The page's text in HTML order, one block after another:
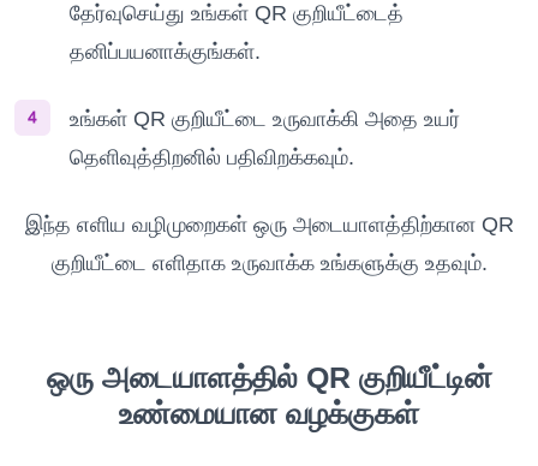
தேர்வுசெய்து உங்கள் QR குறியீட்டைத்
தனிப்பயனாக்குங்கள்.
உங்கள் QR குறியீட்டை உருவாக்கி அதை உயர்
தெளிவுத்திறனில் பதிவிறக்கவும்.
இந்த எளிய வழிமுறைகள் ஒரு அடையாளத்திற்கான QR
குறியீட்டை எளிதாக உருவாக்க உங்களுக்கு உதவும்.
ஒரு அடையாளத்தில் QR குறியீட்டின்
உண்மையான வழக்குகள்